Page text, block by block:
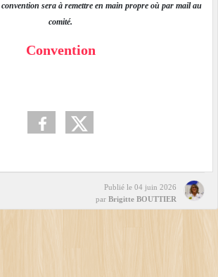
sera à remettre en main propre où par mail au
comité.
Convention
Publié le 04 juin 2026
par Brigitte BOUTTIER